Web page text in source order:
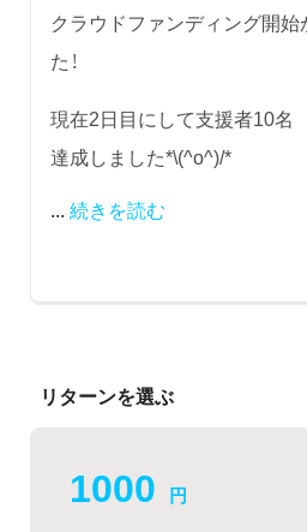
クラウドファンディング開
た！
現在2日目にして支援者10
達成しました*\(^o^)/*
... 続きを読む
リターンを選ぶ
1000 円